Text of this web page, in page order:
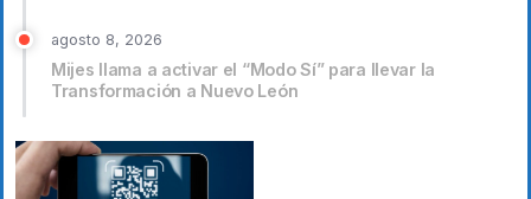
agosto 8, 2026
Mijes llama a activar el “Modo Sí” para llevar la
Transformación a Nuevo León